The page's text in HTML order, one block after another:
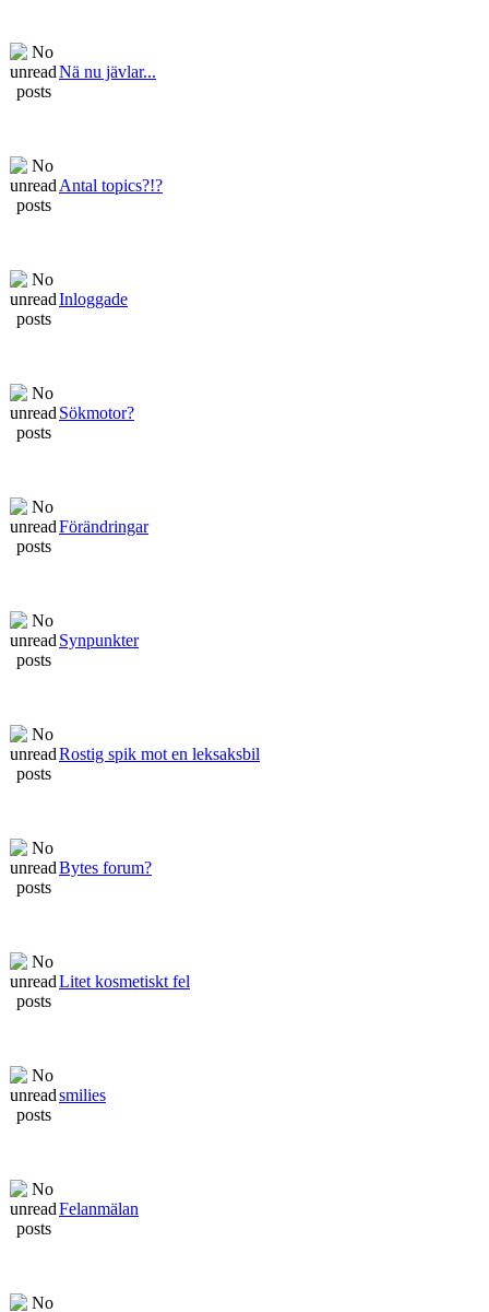
Nä nu jävlar...
Antal topics?!?
Inloggade
Sökmotor?
Förändringar
Synpunkter
Rostig spik mot en leksaksbil
Bytes forum?
Litet kosmetiskt fel
smilies
Felanmälan